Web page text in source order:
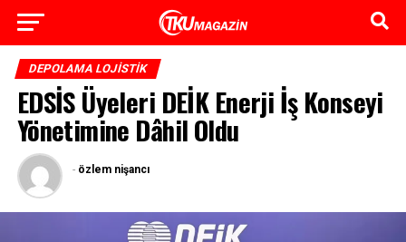
DEPOLAMA LOJISTIK
EDSİS Üyeleri DEİK Enerji İş Konseyi
Yönetimine Dâhil Oldu
- özlem nişancı